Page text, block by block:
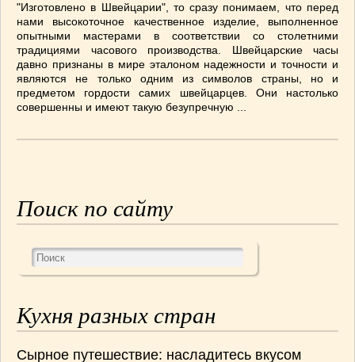
ПОСТНЫЕ БЛЮДА(52)
САЛАТИКИ(132)
Мясные(33)
Овощные (52)
Рыбные(18)
СОУСЫ(6)
Пирожные(13)
Торты без выпечки(7)
НАПИТКИ(26)
САМОРАЗВИТИЕ(12)
СТАТЬИ(272)
"Изготовлено в Швейцарии", то сразу понимаем, что перед
нами высокоточное качественное изделие, выполненное
опытными мастерами в соответствии со столетними
традициями часового производства. Швейцарские часы
давно признаны в мире эталоном надежности и точности и
являются не только одним из символов страны, но и
предметом гордости самих швейцарцев. Они настолько
совершенны и имеют такую безупречную ...
Поиск по сайту
Кухня разных стран
Сырное путешествие: насладитесь вкусом